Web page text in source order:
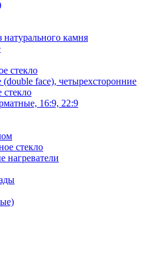
камня
стекло
face), четырехсторонние
стекло
16:9, 22:9
стекло
нагреватели